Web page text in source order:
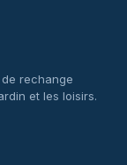
rechange
et les loisirs.